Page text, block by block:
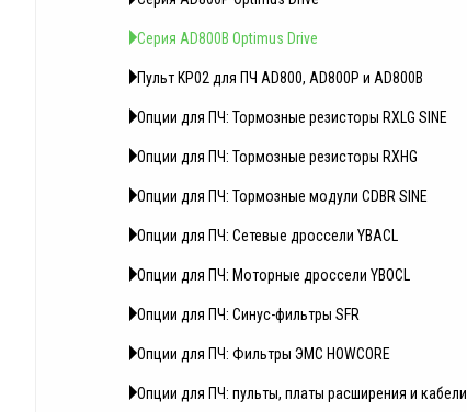
Серия AD800B Optimus Drive
Пульт KP02 для ПЧ AD800, AD800P и AD800B
Опции для ПЧ: Тормозные резисторы RXLG SINE
Опции для ПЧ: Тормозные резисторы RXHG
Опции для ПЧ: Тормозные модули CDBR SINE
Опции для ПЧ: Сетевые дроссели YBACL
Опции для ПЧ: Моторные дроссели YBOCL
Опции для ПЧ: Синус-фильтры SFR
Опции для ПЧ: Фильтры ЭМС HOWCORE
Опции для ПЧ: пульты, платы расширения и кабели